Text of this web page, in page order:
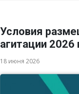
Условия
агитации
18 июня 2026